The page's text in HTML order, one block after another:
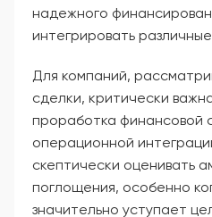
надежного
интегрировать
Для компаний,
сделки, критически
проработка финансовой
операционной
скептически оценивать
поглощения, особенно
значительно уступает